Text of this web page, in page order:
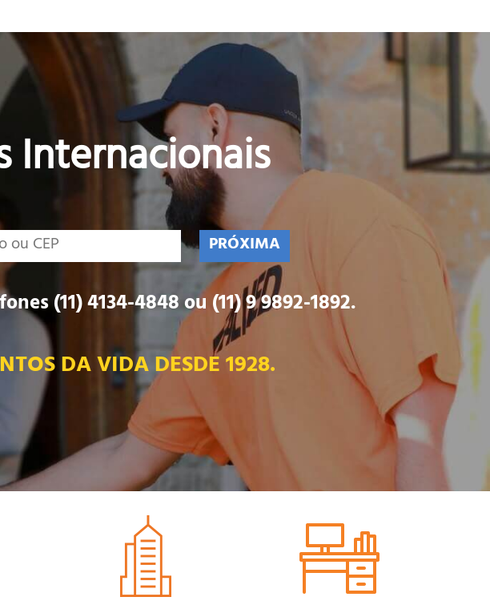
Internacionais
PRÓXIMA
(11) 4134-4848 ou (11) 9 9892-1892.
DA VIDA DESDE 1928.